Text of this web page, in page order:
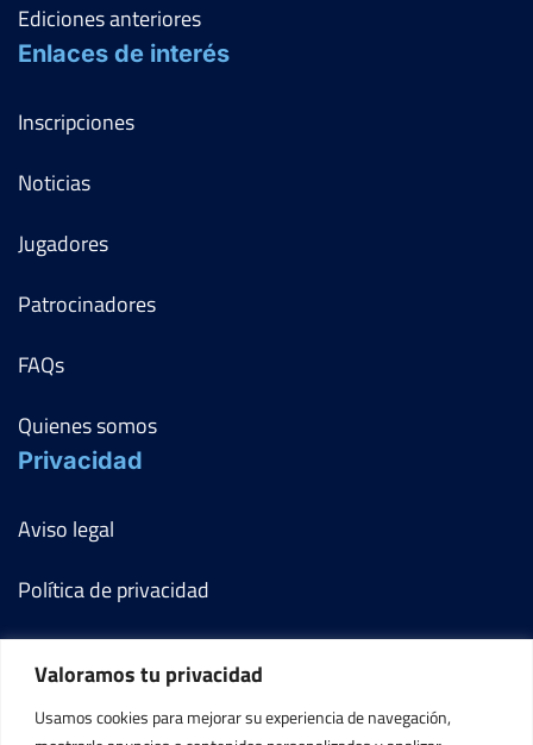
Valoramos tu privacidad
Usamos cookies para mejorar su experiencia de navegación,
Ediciones anteriores
Enlaces de interés
Inscripciones
Noticias
Jugadores
Patrocinadores
FAQs
Quienes somos
Privacidad
Aviso legal
Política de privacidad
Política de cookies
Términos y condiciones